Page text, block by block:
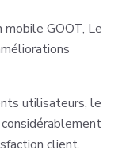
mobile GOOT, Le
utilisateurs, le
considérablement
client.